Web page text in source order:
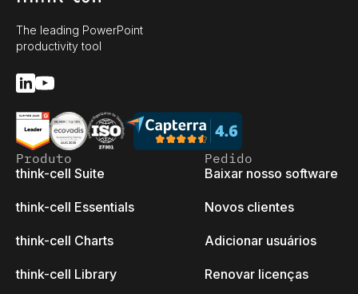
The leading PowerPoint
productivity tool
Produto
think-cell Suite
think-cell Essentials
think-cell Charts
think-cell Library
Pedido
Baixar nosso software
Novos clientes
Adicionar usuários
Renovar licenças